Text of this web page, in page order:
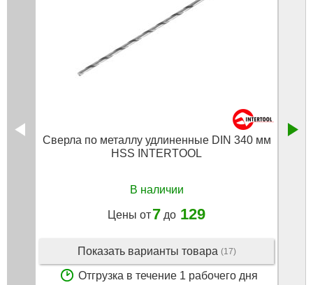
Сверла по металлу удлиненные DIN 340 мм
HSS INTERTOOL
В наличии
Цены от7 до 129
Показать варианты товара (17)
Отгрузка в течение 1 рабочего дня